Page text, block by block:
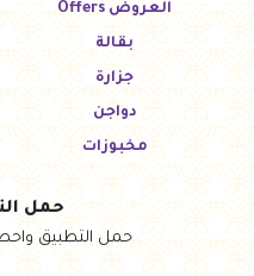
العروض Offers
بقالة
جزارة
دواجن
مخبوزات
حمل
حمل التطبيق